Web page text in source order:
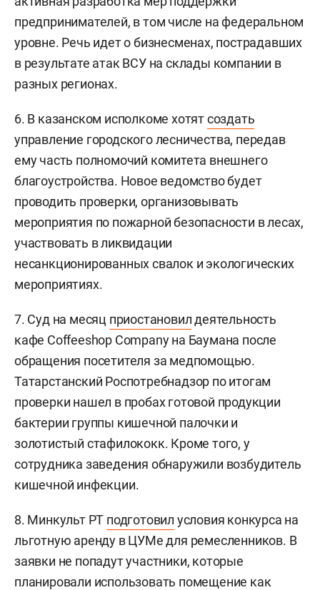
предпринимателей, в том числе на федеральном
уровне. Речь идет о бизнесменах, пострадавших
в результате атак ВСУ на склады компании в
разных регионах.
6. В казанском исполкоме хотятсоздать
управление городского лесничества, передав
ему часть полномочий комитета внешнего
благоустройства. Новое ведомство будет
проводить проверки, организовывать
мероприятия по пожарной безопасности в лесах,
участвовать в ликвидации
несанкционированных свалок и экологических
мероприятиях.
7. Суд на месяц приостановилдеятельность
кафе Соffeeshop Company на Баумана после
обращения посетителя за медпомощью.
Татарстанский Роспотребнадзор по итогам
проверки нашел в пробах готовой продукции
бактерии группы кишечной палочки и
золотистый стафилококк. Кроме того, у
сотрудника заведения обнаружили возбудитель
кишечной инфекции.
8. Минкульт РТ подготовил условия конкурса на
льготную аренду в ЦУМе для ремесленников. В
заявки не попадут участники, которые
планировали использовать помещение как